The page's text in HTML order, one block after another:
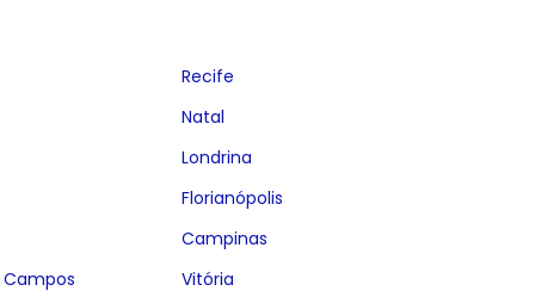
Recife
Natal
Londrina
Florianópolis
Campinas
Campos Vitória